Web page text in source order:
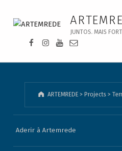
Almada - ARTEMREDE
JUNTOS. MAIS
Facebook da Artemrede
Instagram da
Youtube da
Email para
ARTEMREDE> Projects >
Aderir à Artemrede